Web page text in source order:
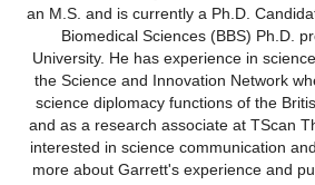
an M.S. and is currently a Ph.D.
Biomedical Sciences (BBS) Ph.D.
University. He has experience in
the Science and Innovation Network
science diplomacy functions of the
and as a research associate at TScan
interested in science communication
more about Garrett's experience and